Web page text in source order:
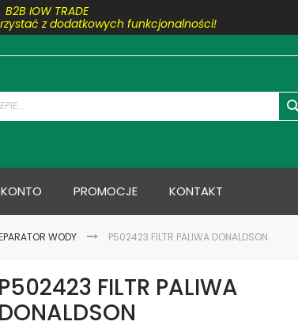
B2B IOW TRADE
z dodatkowych funkcjonalności!
PROMOCJE KONTAKT
WODY P502423 FILTR PALIWA DONALDSON
P502423 FILTR PALIWA
DONALDSON